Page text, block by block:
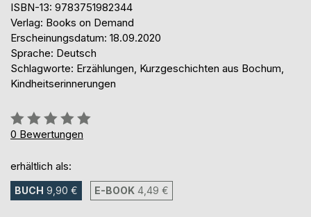
ISBN-13: 9783751982344
Verlag: Books on Demand
Erscheinungsdatum: 18.09.2020
Sprache: Deutsch
Schlagworte: Erzählungen, Kurzgeschichten aus Bochum,
Kindheitserinnerungen
Bewertung::
0%
0 Bewertungen
erhältlich als:
BUCH 9,90 € E-BOOK 4,49 €